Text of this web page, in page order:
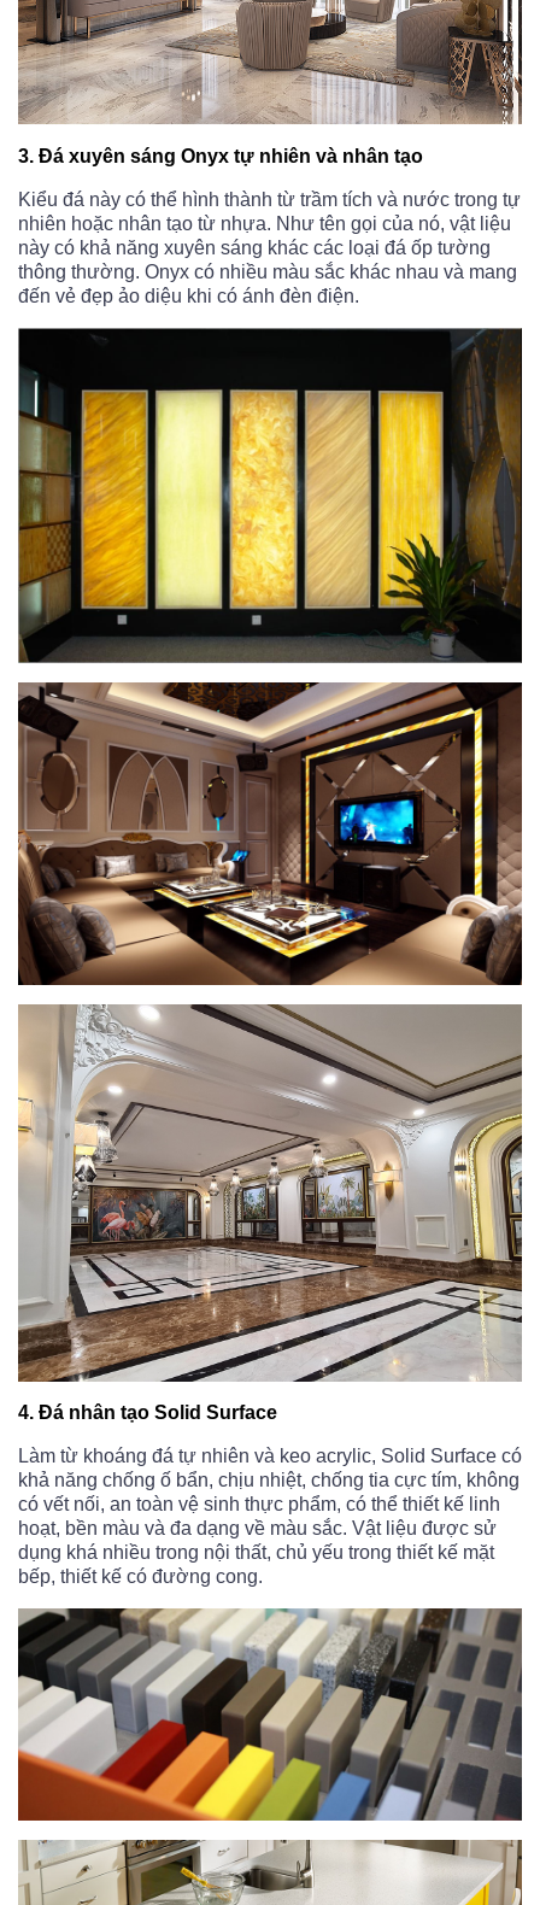
3. Đá xuyên sáng Onyx tự nhiên và nhân tạo
Kiểu đá này có thể hình thành từ trầm tích và nước trong tự
nhiên hoặc nhân tạo từ nhựa. Như tên gọi của nó, vật liệu
này có khả năng xuyên sáng khác các loại đá ốp tường
thông thường. Onyx có nhiều màu sắc khác nhau và mang
đến vẻ đẹp ảo diệu khi có ánh đèn điện.
4. Đá nhân tạo Solid Surface
Làm từ khoáng đá tự nhiên và keo acrylic, Solid Surface có
khả năng chống ố bẩn, chịu nhiệt, chống tia cực tím, không
có vết nối, an toàn vệ sinh thực phẩm, có thể thiết kế linh
hoạt, bền màu và đa dạng về màu sắc. Vật liệu được sử
dụng khá nhiều trong nội thất, chủ yếu trong thiết kế mặt
bếp, thiết kế có đường cong.